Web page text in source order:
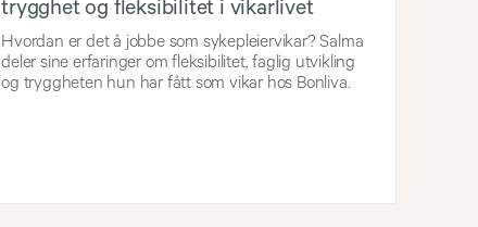
trygghet og fleksibilitet i vikarlivet
Hvordan er det å jobbe som sykepleiervikar? Salma
deler sine erfaringer om fleksibilitet, faglig utvikling
og tryggheten hun har fått som vikar hos Bonliva.